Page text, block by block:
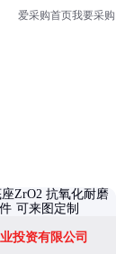
爱采购首页我要采购
投资有限公司